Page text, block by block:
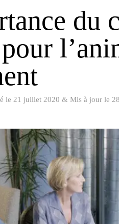
du
le 21 juillet 2020 & Mis à jour le